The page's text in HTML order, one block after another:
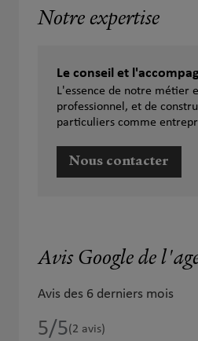
Notre expertise
Le conseil et
L'essence de notre métier
professionnel, et de
particuliers comme
Nous contacter
Avis Google de
Avis des 6 derniers mois
5/5Note de 5 sur 5
(2 avis)